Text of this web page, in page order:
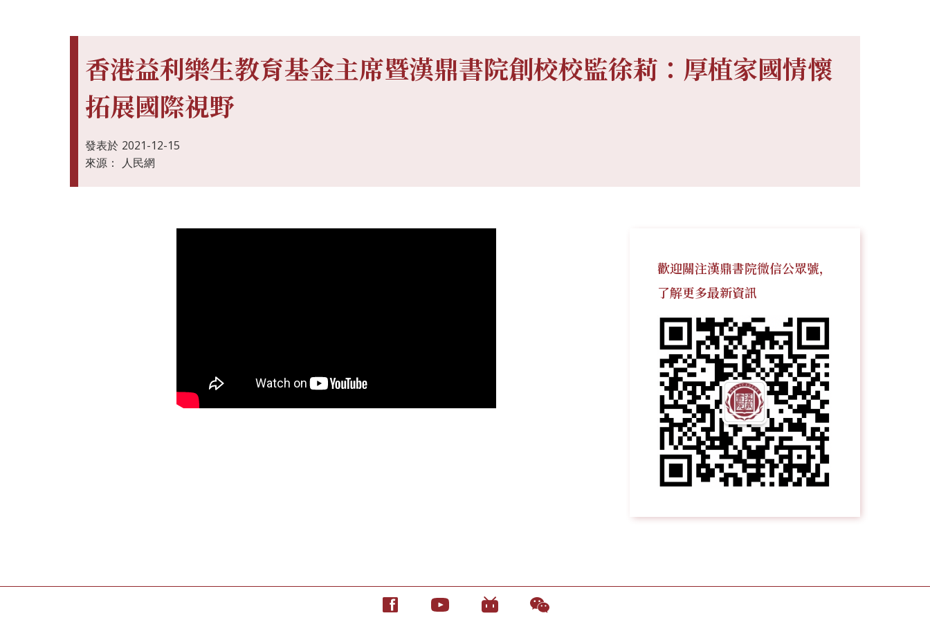
香港益利樂生教育基金主席暨漢鼎書院創校校監徐莉：厚植家國情懷
拓展國際視野
發表於 2021-12-15
來源：
人民網
歡迎關注漢鼎書院微信公眾號，
了解更多最新資訊